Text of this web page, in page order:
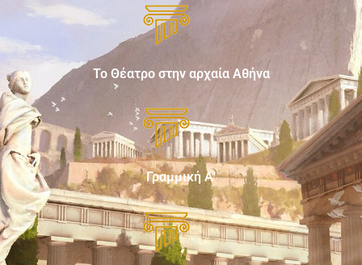
Το Θέατρο στην αρχαία Αθήνα
Γραμμική Α'